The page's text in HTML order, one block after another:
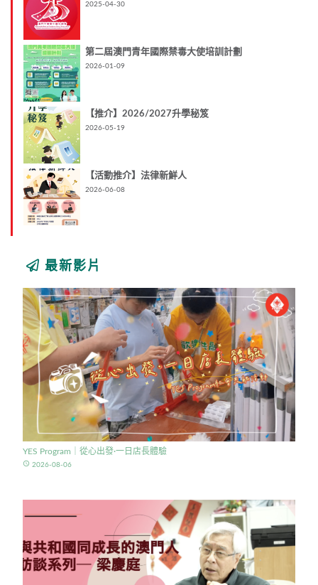
2025-04-30
第二屆澳門青年國際禁毒大使培訓計劃
2026-01-09
【推介】2026/2027升學秘笈
2026-05-19
【活動推介】法律新鮮人
2026-06-08
最新影片
YES Program｜從心出發·一日店長體驗
access_time 2026-08-06